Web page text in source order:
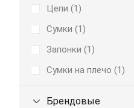
Цепи (1)
Сумки (1)
Запонки (1)
Сумки на плечо (1)
Брендовые